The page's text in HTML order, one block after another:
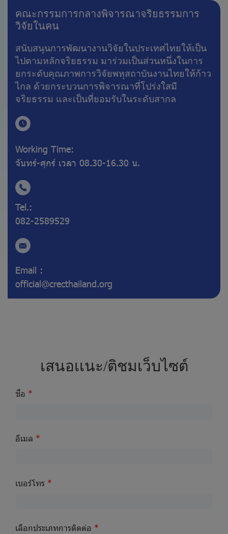
คณะกรรมการกลางพิจารณาจริยธรรมการ
วิจัยในคน
สนับสนุนการพัฒนางานวิจัยในประเทศไทยให้เป็น
ไปตามหลักจริยธรรม มาร่วมเป็นส่วนหนึ่งในการ
ยกระดับคุณภาพการวิจัยพหุสถาบันงานไทยให้ก้าว
ไกล ด้วยกระบวนการพิจารณาที่โปร่งใสมี
จริยธรรม และเป็นที่ยอมรับในระดับสากล
Working Time:
จันทร์-ศุกร์ เวลา 08.30-16.30 น.
Tel.:
082-2589529
Email :
official@crecthailand.org
เสนอเเนะ/ติชมเว็บไซต์
ชื่อ
อีเมล
เบอร์โทร
เลือกประเภทการติดต่อ